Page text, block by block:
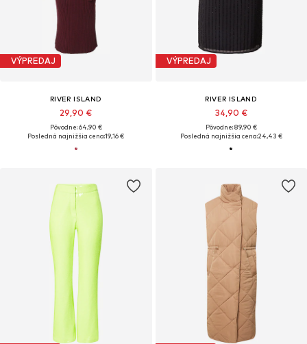
VÝPREDAJ
RIVER ISLAND
29,90 €
Pôvodne: 64,90 €
Posledná najnižšia cena:19,16 €
VÝPREDAJ
RIVER ISLAND
34,90 €
Pôvodne: 89,90 €
Posledná najnižšia cena:24,43 €